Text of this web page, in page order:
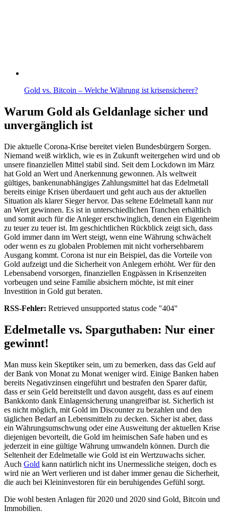
Gold vs. Bitcoin – Welche Währung ist krisensicherer?
Warum Gold als Geldanlage sicher und
unvergänglich ist
Die aktuelle Corona-Krise bereitet vielen Bundesbürgern Sorgen.
Niemand weiß wirklich, wie es in Zukunft weitergehen wird und ob
unsere finanziellen Mittel stabil sind. Seit dem Lockdown im März
hat Gold an Wert und Anerkennung gewonnen. Als weltweit
gültiges, bankenunabhängiges Zahlungsmittel hat das Edelmetall
bereits einige Krisen überdauert und geht auch aus der aktuellen
Situation als klarer Sieger hervor. Das seltene Edelmetall kann nur
an Wert gewinnen. Es ist in unterschiedlichen Tranchen erhältlich
und somit auch für die Anleger erschwinglich, denen ein Eigenheim
zu teuer zu teuer ist. Im geschichtlichen Rückblick zeigt sich, dass
Gold immer dann im Wert steigt, wenn eine Währung schwächelt
oder wenn es zu globalen Problemen mit nicht vorhersehbarem
Ausgang kommt. Corona ist nur ein Beispiel, das die Vorteile von
Gold aufzeigt und die Sicherheit von Anlegern erhöht. Wer für den
Lebensabend vorsorgen, finanziellen Engpässen in Krisenzeiten
vorbeugen und seine Familie absichern möchte, ist mit einer
Investition in Gold gut beraten.
RSS-Fehler: Retrieved unsupported status code "404"
Edelmetalle vs. Sparguthaben: Nur einer
gewinnt!
Man muss kein Skeptiker sein, um zu bemerken, dass das Geld auf
der Bank von Monat zu Monat weniger wird. Einige Banken haben
bereits Negativzinsen eingeführt und bestrafen den Sparer dafür,
dass er sein Geld bereitstellt und davon ausgeht, dass es auf einem
Bankkonto dank Einlagensicherung unangreifbar ist. Sicherlich ist
es nicht möglich, mit Gold im Discounter zu bezahlen und den
täglichen Bedarf an Lebensmitteln zu decken. Sicher ist aber, dass
ein Währungsumschwung oder eine Ausweitung der aktuellen Krise
diejenigen bevorteilt, die Gold im heimischen Safe haben und es
jederzeit in eine gültige Währung umwandeln können. Durch die
Seltenheit der Edelmetalle wie Gold ist ein Wertzuwachs sicher.
Auch Gold kann natürlich nicht ins Unermessliche steigen, doch es
wird nie an Wert verlieren und ist daher immer genau die Sicherheit,
die auch bei Kleininvestoren für ein beruhigendes Gefühl sorgt.
Die wohl besten Anlagen für 2020 und 2020 sind Gold, Bitcoin und
Immobilien.